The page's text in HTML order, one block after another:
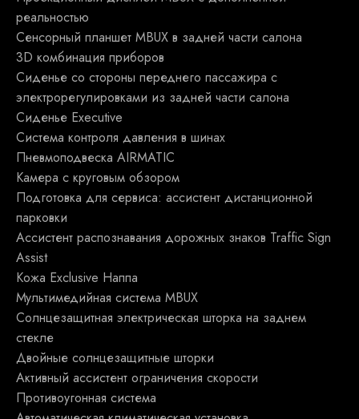
реальностью
Сенсорный планшет MBUX в задней части салона
3D комбинация приборов
Сиденье со стороны переднего пассажира с
электрорегулировками из задней части салона
Сиденье Executive
Система контроля давления в шинах
Пневмоподвеска AIRMATIC
Камера с круговым обзором
Подготовка для сервиса: ассистент дистанционной
парковки
Ассистент распознавания дорожных знаков Traffic Sign
Assist
Кожа Exclusive Наппа
Мультимедийная система MBUX
Солнцезащитная электрическая шторка на заднем
стекле
Двойные солнцезащитные шторки
Активный ассистент ограничения скорости
Противоугонная система